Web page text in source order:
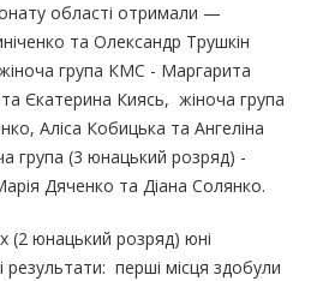
області отримали —
та Олександр Трушкін
група КМС - Маргарита
Єкатерина Киясь, жіноча група
Аліса Кобицька та Ангеліна
група (3 юнацький розряд) -
Дяченко та Діана Солянко.
(2 юнацький розряд) юні
перші місця здобули